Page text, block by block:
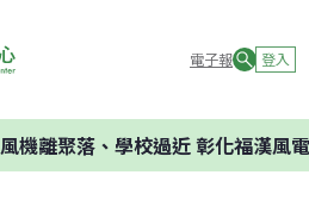
電子報 登入
離聚落、學校過近 彰化福漢風電案